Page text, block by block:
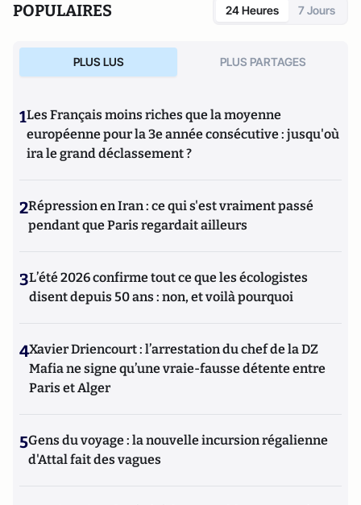
POPULAIRES 24 Heures 7 Jours
PLUS LUS PLUS PARTAGES
1Les Français moins riches que la moyenne
européenne pour la 3e année consécutive : jusqu'où
ira le grand déclassement ?
2Répression en Iran : ce qui s'est vraiment passé
pendant que Paris regardait ailleurs
3L’été 2026 confirme tout ce que les écologistes
disent depuis 50 ans : non, et voilà pourquoi
4Xavier Driencourt : l’arrestation du chef de la DZ
Mafia ne signe qu’une vraie-fausse détente entre
Paris et Alger
5Gens du voyage : la nouvelle incursion régalienne
d'Attal fait des vagues